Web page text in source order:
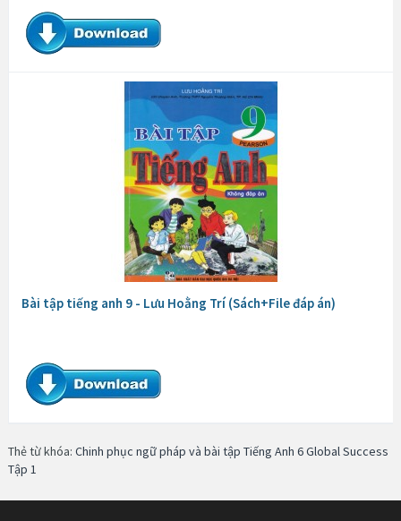
Bài tập tiếng anh 9 - Lưu Hoằng Trí (Sách+File đáp án)
Thẻ từ khóa: Chinh phục ngữ pháp và bài tập Tiếng Anh 6 Global Success
Tập 1